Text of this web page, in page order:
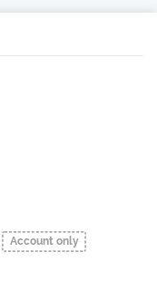
Account only